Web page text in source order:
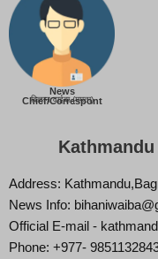
News
Chief/Correspont
बिज्ञान वाईबा (ममता)
Address:
News Info:
Official E-mail -
Phone: +977-